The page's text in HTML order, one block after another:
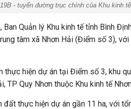
- tuyến đường trục chính của Khu kinh
Ban Quản lý Khu kinh tế tỉnh Bình
tâm xã Nhơn Hải (Điểm số 3),
thực hiện dự án tại Điểm số 3, khu
TP Quy Nhơn thuộc Khu kinh tế
đất thực hiện dự án gần 11 ha, với